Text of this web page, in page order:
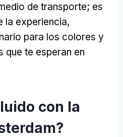
de transporte; es
la experiencia,
para los colores y
que te esperan en
con la